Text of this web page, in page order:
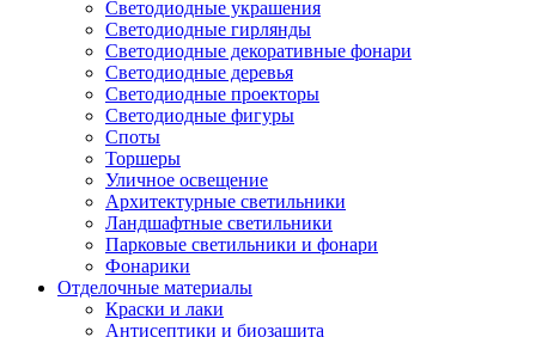
Светодиодные украшения
Светодиодные гирлянды
Светодиодные декоративные фонари
Светодиодные деревья
Светодиодные проекторы
Светодиодные фигуры
Споты
Торшеры
Уличное освещение
Архитектурные светильники
Ландшафтные светильники
Парковые светильники и фонари
Фонарики
Отделочные материалы
Краски и лаки
Антисептики и биозащита